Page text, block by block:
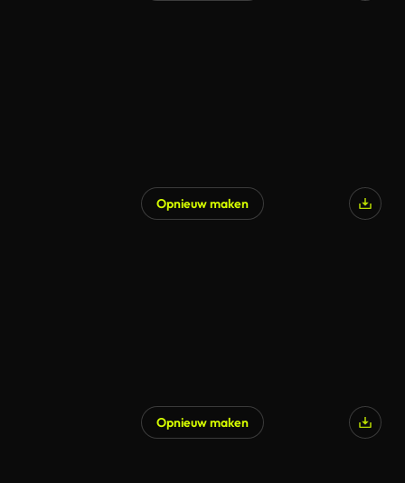
Opnieuw maken
Opnieuw maken